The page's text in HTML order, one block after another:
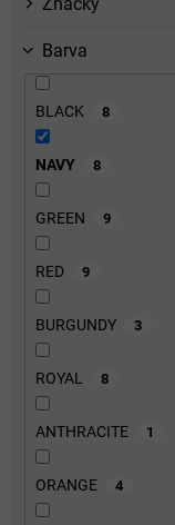
Barva
BLACK 8
NAVY 8
GREEN 9
RED 9
BURGUNDY 3
ROYAL 8
ANTHRACITE 1
ORANGE 4